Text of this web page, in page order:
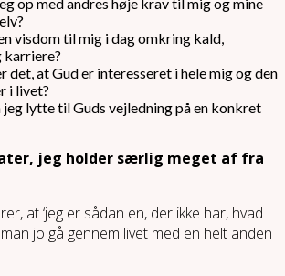
visdom til mig i dag omkring kald,
karriere?
det, at Gud er interesseret i hele mig og den
i livet?
lytte til Guds vejledning på en konkret
jeg holder særlig meget af fra
at ‘jeg er sådan en, der ikke har, hvad
man jo gå gennem livet med en helt anden